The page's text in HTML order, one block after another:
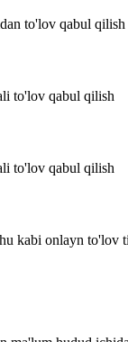
to'lov qabul qilish
to'lov qabul qilish
to'lov qabul qilish
kabi onlayn to'lov